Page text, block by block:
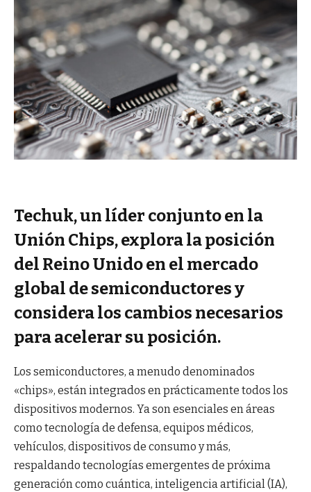
Techuk, un líder conjunto en la
Unión Chips, explora la posición
del Reino Unido en el mercado
global de semiconductores y
considera los cambios necesarios
para acelerar su posición.
Los semiconductores, a menudo denominados
«chips», están integrados en prácticamente todos los
dispositivos modernos. Ya son esenciales en áreas
como tecnología de defensa, equipos médicos,
vehículos, dispositivos de consumo y más,
respaldando tecnologías emergentes de próxima
generación como cuántica, inteligencia artificial (IA),